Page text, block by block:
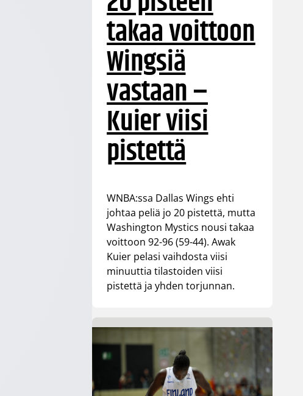
takaa voittoon
Wingsiä
vastaan –
Kuier viisi
pistettä
WNBA:ssa Dallas Wings ehti
johtaa peliä jo 20 pistettä, mutta
Washington Mystics nousi takaa
voittoon 92-96 (59-44). Awak
Kuier pelasi vaihdosta viisi
minuuttia tilastoiden viisi
pistettä ja yhden torjunnan.